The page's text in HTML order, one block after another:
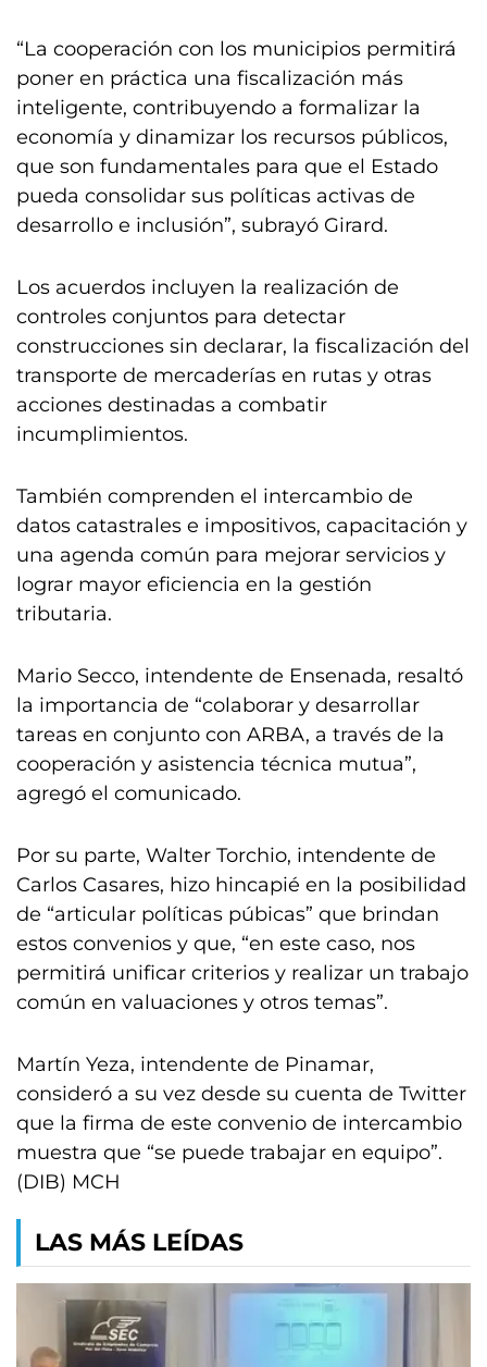
“La cooperación con los municipios permitirá
poner en práctica una fiscalización más
inteligente, contribuyendo a formalizar la
economía y dinamizar los recursos públicos,
que son fundamentales para que el Estado
pueda consolidar sus políticas activas de
desarrollo e inclusión”, subrayó Girard.
Los acuerdos incluyen la realización de
controles conjuntos para detectar
construcciones sin declarar, la fiscalización del
transporte de mercaderías en rutas y otras
acciones destinadas a combatir
incumplimientos.
También comprenden el intercambio de
datos catastrales e impositivos, capacitación y
una agenda común para mejorar servicios y
lograr mayor eficiencia en la gestión
tributaria.
Mario Secco, intendente de Ensenada, resaltó
la importancia de “colaborar y desarrollar
tareas en conjunto con ARBA, a través de la
cooperación y asistencia técnica mutua”,
agregó el comunicado.
Por su parte, Walter Torchio, intendente de
Carlos Casares, hizo hincapié en la posibilidad
de “articular políticas púbicas” que brindan
estos convenios y que, “en este caso, nos
permitirá unificar criterios y realizar un trabajo
común en valuaciones y otros temas”.
Martín Yeza, intendente de Pinamar,
consideró a su vez desde su cuenta de Twitter
que la firma de este convenio de intercambio
muestra que “se puede trabajar en equipo”.
(DIB) MCH
LAS MÁS LEÍDAS